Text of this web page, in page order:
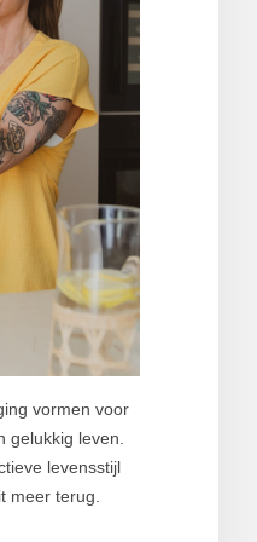
vormen voor
gelukkig leven.
levensstijl
meer terug.